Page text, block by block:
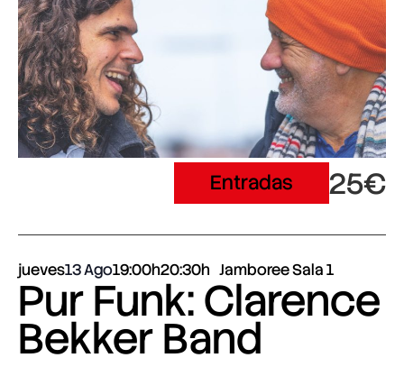
Entradas 25€
jueves13 Ago19:00h20:30h Jamboree Sala 1
Pur Funk: Clarence
Bekker Band